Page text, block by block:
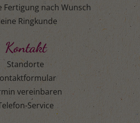
Fertigung nach Wunsch
Ringkunde
Kontakt
Standorte
vereinbaren
Service